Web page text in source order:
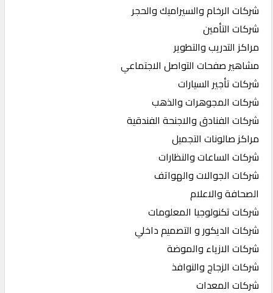
شركات الرخام والسيراميك والحجر
شركات التأمين
مراكز التدريب والتطوير
مشاهير صفحات التواصل الاجتماعي
شركات تأجير السيارات
شركات المجوهرات والذهب
شركات الفنادق والاجنحة الفندقية
مراكز صالونات التجميل
شركات الساعات والنظارات
شركات الجوالات والهواتف
الصحافة والاعلام
شركات تكنولوجيا المعلومات
شركات الديكور و التصميم داخلي
شركات الازياء والموضة
شركات الزجاج والنوافذ
شركات المعدات